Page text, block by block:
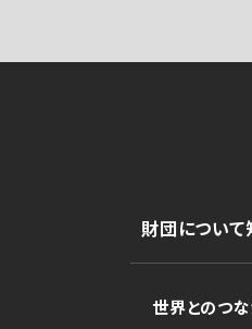
財団について
世界とのつな